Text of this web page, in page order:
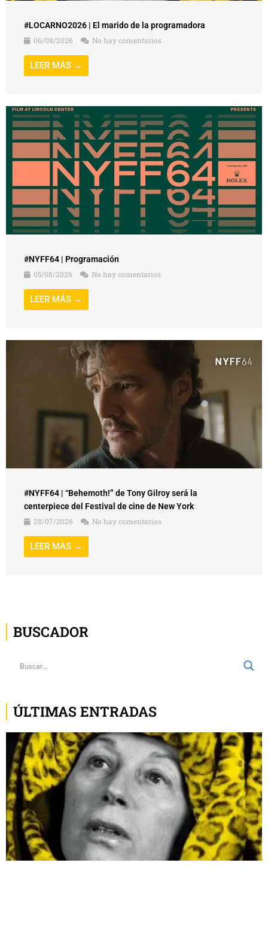
#LOCARNO2026 | El marido de la programadora
06/08/2026
No hay comentarios
LEER MÁS →
#NYFF64 | Programación
05/08/2026
No hay comentarios
LEER MÁS →
#NYFF64 | “Behemoth!” de Tony Gilroy será la
centerpiece del Festival de cine de New York
28/07/2026
No hay comentarios
LEER MÁS →
BUSCADOR
ÚLTIMAS ENTRADAS